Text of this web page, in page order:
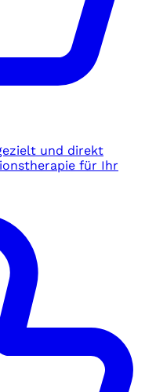
und direkt
für Ihr